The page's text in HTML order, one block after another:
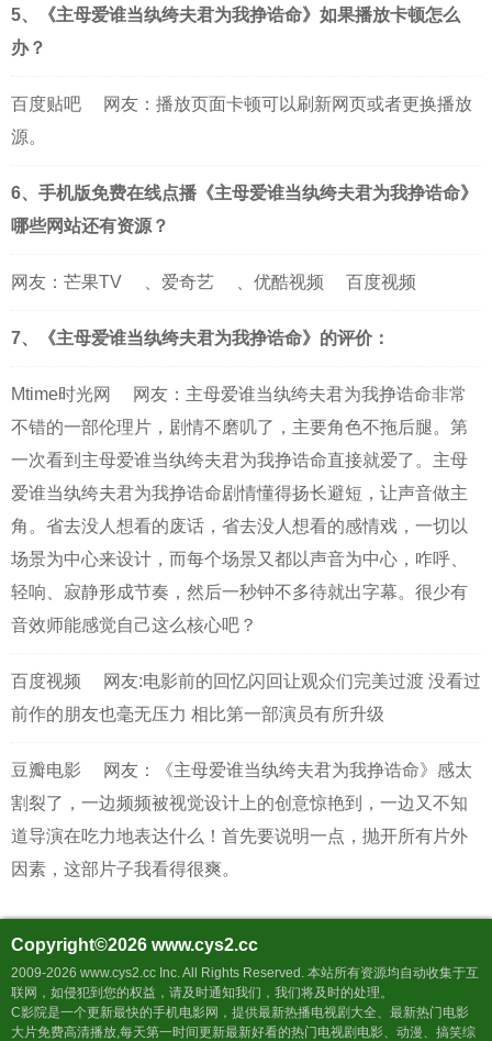
5、《主母爱谁当纨绔夫君为我挣诰命》如果播放卡顿怎么
办？
百度贴吧
网友：播放页面卡顿可以刷新网页或者更换播放
源。
6、手机版免费在线点播《主母爱谁当纨绔夫君为我挣诰命》
哪些网站还有资源？
网友： 芒果TV 、 爱奇艺 、 优酷视频 百度视频
7、《主母爱谁当纨绔夫君为我挣诰命》的评价：
Mtime时光网
网友：主母爱谁当纨绔夫君为我挣诰命非常
不错的一部伦理片，剧情不磨叽了，主要角色不拖后腿。第
一次看到主母爱谁当纨绔夫君为我挣诰命直接就爱了。主母
爱谁当纨绔夫君为我挣诰命剧情懂得扬长避短，让声音做主
角。省去没人想看的废话，省去没人想看的感情戏，一切以
场景为中心来设计，而每个场景又都以声音为中心，咋呼、
轻响、寂静形成节奏，然后一秒钟不多待就出字幕。很少有
音效师能感觉自己这么核心吧？
百度视频
网友:电影前的回忆闪回让观众们完美过渡 没看过
前作的朋友也毫无压力 相比第一部演员有所升级
豆瓣电影
网友：《主母爱谁当纨绔夫君为我挣诰命》感太
割裂了，一边频频被视觉设计上的创意惊艳到，一边又不知
道导演在吃力地表达什么！首先要说明一点，抛开所有片外
因素，这部片子我看得很爽。
Copyright©2026 www.cys2.cc
2009-2026 www.cys2.cc Inc. All Rights Reserved. 本站所有资源均自动收集于互
联网，如侵犯到您的权益，请及时通知我们，我们将及时的处理。
C影院是一个更新最快的手机电影网，提供最新热播电视剧大全、最新热门电影
大片免费高清播放,每天第一时间更新最新好看的热门电视剧电影、动漫、搞笑综